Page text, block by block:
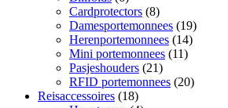
Cardprotectors (8)
Damesportemonnees (19)
Herenportemonnees (14)
Mini portemonnees (11)
Pasjeshouders (21)
RFID portemonnees (20)
Reisaccessoires (18)